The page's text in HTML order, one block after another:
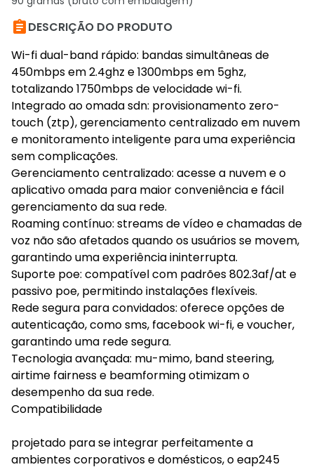
DESCRIÇÃO DO PRODUTO
Wi-fi dual-band rápido: bandas simultâneas de
450mbps em 2.4ghz e 1300mbps em 5ghz,
totalizando 1750mbps de velocidade wi-fi.
Integrado ao omada sdn: provisionamento zero-
touch (ztp), gerenciamento centralizado em nuvem
e monitoramento inteligente para uma experiência
sem complicações.
Gerenciamento centralizado: acesse a nuvem e o
aplicativo omada para maior conveniência e fácil
gerenciamento da sua rede.
Roaming contínuo: streams de vídeo e chamadas de
voz não são afetados quando os usuários se movem,
garantindo uma experiência ininterrupta.
Suporte poe: compatível com padrões 802.3af/at e
passivo poe, permitindo instalações flexíveis.
Rede segura para convidados: oferece opções de
autenticação, como sms, facebook wi-fi, e voucher,
garantindo uma rede segura.
Tecnologia avançada: mu-mimo, band steering,
airtime fairness e beamforming otimizam o
desempenho da sua rede.
Compatibilidade
projetado para se integrar perfeitamente a
ambientes corporativos e domésticos, o eap245